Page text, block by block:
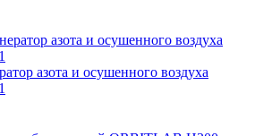
азота и осушенного воздуха